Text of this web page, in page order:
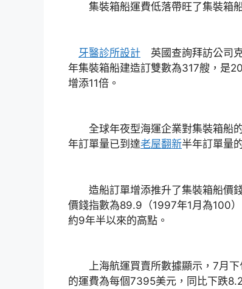
集裝箱船運費低落帶旺了集裝箱船
牙醫診所設計 英國查詢拜訪公司
年集裝箱船建造訂雙數為317艘，是
增添11倍。
全球年夜型海運企業對集裝箱船
年訂單量已到達老屋翻新半年訂單量
造船訂單增添推升了集裝箱船價
價錢指數為89.9（1997年1月為100
約9年半以來的高點。
上海航運買賣所數據顯示，7月下
的運費為每個7395美元，同比下跌